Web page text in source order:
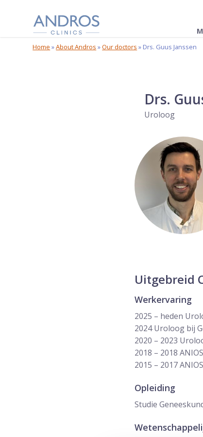
Home »About Andros »Our doctors » Drs. Guus Janssen
Drs.
Uroloog
Uitgebreid
Werkervaring
2025 – heden
2024 Uroloog bij
2020 – 2023
2018 – 2018
2015 – 2017
Opleiding
Studie